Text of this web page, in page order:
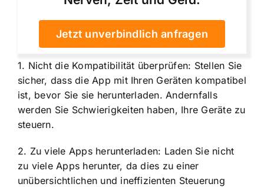
Jetzt unverbindlich anfragen
1. Nicht die Kompatibilität überprüfen: Stellen Sie
sicher, dass die App mit Ihren Geräten kompatibel
ist, bevor Sie sie herunterladen. Andernfalls
werden Sie Schwierigkeiten haben, Ihre Geräte zu
steuern.
2. Zu viele Apps herunterladen: Laden Sie nicht
zu viele Apps herunter, da dies zu einer
unübersichtlichen und ineffizienten Steuerung